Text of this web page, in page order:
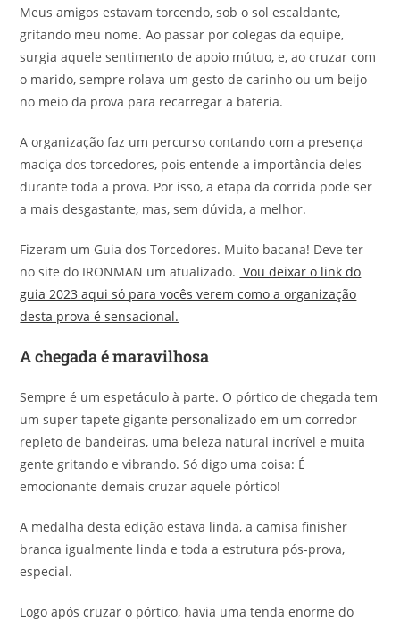
Meus amigos estavam torcendo, sob o sol escaldante,
gritando meu nome. Ao passar por colegas da equipe,
surgia aquele sentimento de apoio mútuo, e, ao cruzar com
o marido, sempre rolava um gesto de carinho ou um beijo
no meio da prova para recarregar a bateria.
A organização faz um percurso contando com a presença
maciça dos torcedores, pois entende a importância deles
durante toda a prova. Por isso, a etapa da corrida pode ser
a mais desgastante, mas, sem dúvida, a melhor.
Fizeram um Guia dos Torcedores. Muito bacana! Deve ter
no site do IRONMAN um atualizado. Vou deixar o link do
guia 2023 aqui só para vocês verem como a organização
desta prova é sensacional.
A chegada é maravilhosa
Sempre é um espetáculo à parte. O pórtico de chegada tem
um super tapete gigante personalizado em um corredor
repleto de bandeiras, uma beleza natural incrível e muita
gente gritando e vibrando. Só digo uma coisa: É
emocionante demais cruzar aquele pórtico!
A medalha desta edição estava linda, a camisa finisher
branca igualmente linda e toda a estrutura pós-prova,
especial.
Logo após cruzar o pórtico, havia uma tenda enorme do